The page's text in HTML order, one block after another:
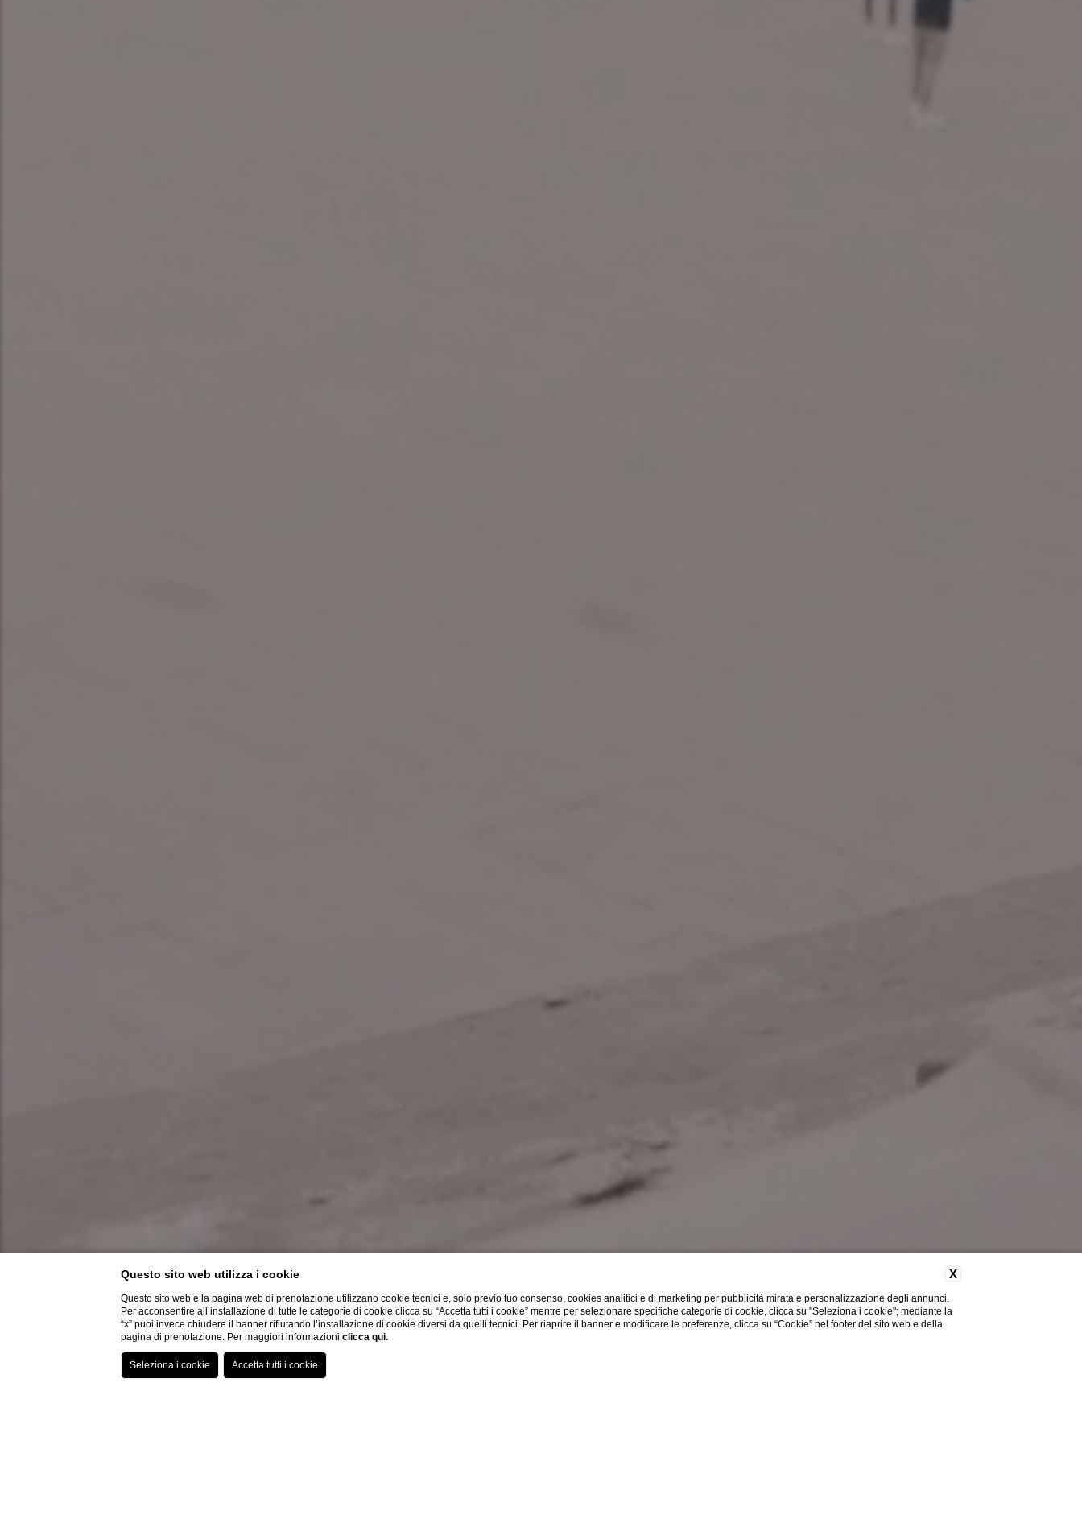
X
Questo sito web utilizza i cookie
Questo sito web e la pagina web di prenotazione utilizzano cookie tecnici e, solo previo tuo consenso, cookies analitici e di marketing per pubblicità mirata e personalizzazione degli annunci.
Per acconsentire all’installazione di tutte le categorie di cookie clicca su “Accetta tutti i cookie” mentre per selezionare specifiche categorie di cookie, clicca su "Seleziona i cookie"; mediante la
“x” puoi invece chiudere il banner rifiutando l’installazione di cookie diversi da quelli tecnici. Per riaprire il banner e modificare le preferenze, clicca su “Cookie” nel footer del sito web e della
pagina di prenotazione. Per maggiori informazioniclicca qui.